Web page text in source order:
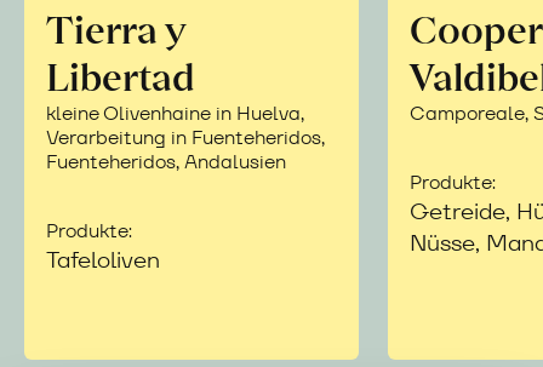
Tierra y
Libertad
kleine Olivenhaine in Huelva,
Verarbeitung in Fuenteheridos,
Fuenteheridos, Andalusien
Produkte:
Tafeloliven
Camporeale,
Produkte:
Getreide,
Nüsse,